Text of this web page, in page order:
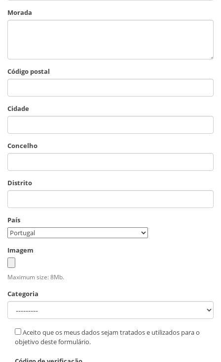
Morada
Código postal
Cidade
Concelho
Distrito
País
Imagem
Maximum size: 8Mb.
Categoria
Aceito que os meus dados sejam tratados e utilizados para o
objetivo deste formulário.